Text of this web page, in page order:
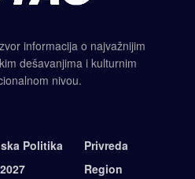
informacija o najvažnijim
dešavanjima i kulturnim
nivou.
Politika
Privreda
Region